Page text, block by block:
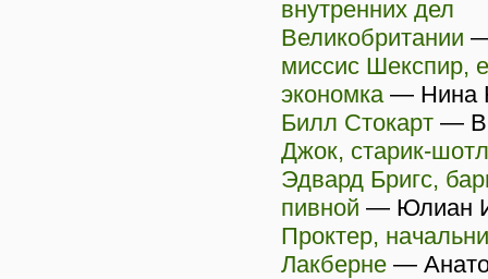
внутренних дел
Великобритании
миссис Шекспир,
экономка— Нина
Билл Стокарт —
Джок, старик-
Эдвард Бригс,
пивной — Юлиан
Проктер,
Лакберне —